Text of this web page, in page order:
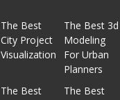
The Best
City Project
Visualization
The Best 3d
Modeling
For Urban
Planners
The Best
The Best